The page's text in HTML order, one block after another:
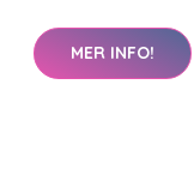
MER INFO!